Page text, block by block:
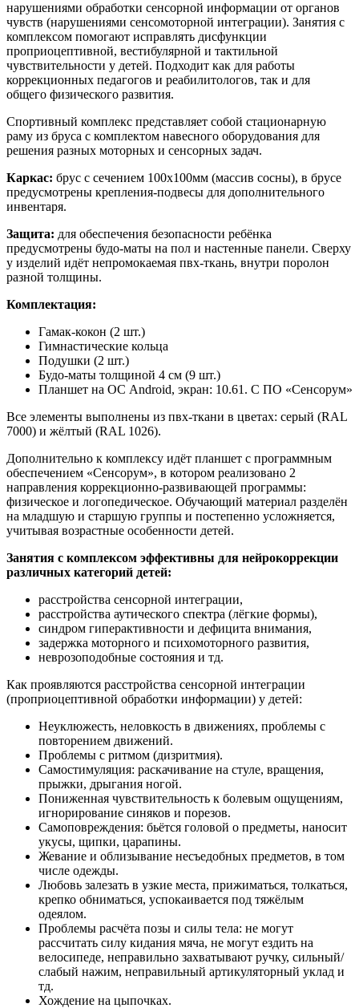
нарушениями обработки сенсорной информации от органов
чувств (нарушениями сенсомоторной интеграции). Занятия с
комплексом помогают исправлять дисфункции
проприоцептивной, вестибулярной и тактильной
чувствительности у детей. Подходит как для работы
коррекционных педагогов и реабилитологов, так и для
общего физического развития.
Спортивный комплекс представляет собой стационарную
раму из бруса с комплектом навесного оборудования для
решения разных моторных и сенсорных задач.
Каркас: брус с сечением 100х100мм (массив сосны), в брусе
предусмотрены крепления-подвесы для дополнительного
инвентаря.
Защита: для обеспечения безопасности ребёнка
предусмотрены будо-маты на пол и настенные панели. Сверху
у изделий идёт непромокаемая пвх-ткань, внутри поролон
разной толщины.
Комплектация:
Гамак-кокон (2 шт.)
Гимнастические кольца
Подушки (2 шт.)
Будо-маты толщиной 4 см (9 шт.)
Планшет на ОС Android, экран: 10.61. С ПО «Сенсорум»
Все элементы выполнены из пвх-ткани в цветах: серый (RAL
7000) и жёлтый (RAL 1026).
Дополнительно к комплексу идёт планшет с программным
обеспечением «Сенсорум», в котором реализовано 2
направления коррекционно-развивающей программы:
физическое и логопедическое. Обучающий материал разделён
на младшую и старшую группы и постепенно усложняется,
учитывая возрастные особенности детей.
Занятия с комплексом эффективны для нейрокоррекции
различных категорий детей:
расстройства сенсорной интеграции,
расстройства аутического спектра (лёгкие формы),
синдром гиперактивности и дефицита внимания,
задержка моторного и психомоторного развития,
неврозоподобные состояния и тд.
Как проявляются расстройства сенсорной интеграции
(проприоцептивной обработки информации) у детей:
Неуклюжесть, неловкость в движениях, проблемы с
повторением движений.
Проблемы с ритмом (дизритмия).
Самостимуляция: раскачивание на стуле, вращения,
прыжки, дрыгания ногой.
Пониженная чувствительность к болевым ощущениям,
игнорирование синяков и порезов.
Самоповреждения: бьётся головой о предметы, наносит
укусы, щипки, царапины.
Жевание и облизывание несъедобных предметов, в том
числе одежды.
Любовь залезать в узкие места, прижиматься, толкаться,
крепко обниматься, успокаивается под тяжёлым
одеялом.
Проблемы расчёта позы и силы тела: не могут
рассчитать силу кидания мяча, не могут ездить на
велосипеде, неправильно захватывают ручку, сильный/
слабый нажим, неправильный артикуляторный уклад и
тд.
Хождение на цыпочках.